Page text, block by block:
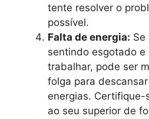
tente resolver o
possível.
Falta de energia: Se
sentindo esgotado e
trabalhar, pode ser
folga para
energias.
ao seu superior de